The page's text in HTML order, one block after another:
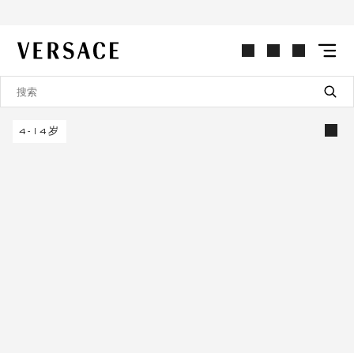
VERSACE | 主页
4-14岁